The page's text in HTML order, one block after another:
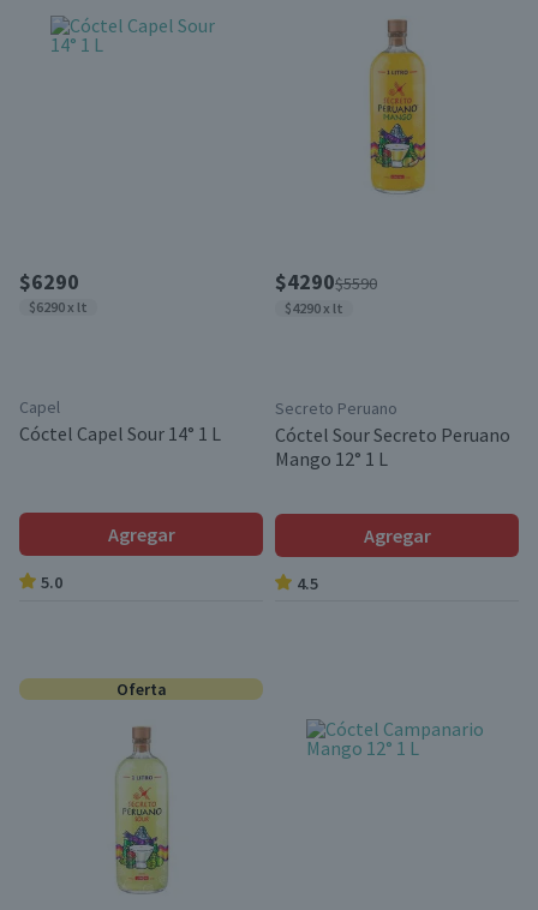
$6290
$6290 x lt
Capel
Cóctel Capel Sour 14° 1 L
Agregar
5.0
$4290$5590
$4290 x lt
Secreto Peruano
Cóctel Sour Secreto Peruano
Mango 12° 1 L
Agregar
4.5
Oferta